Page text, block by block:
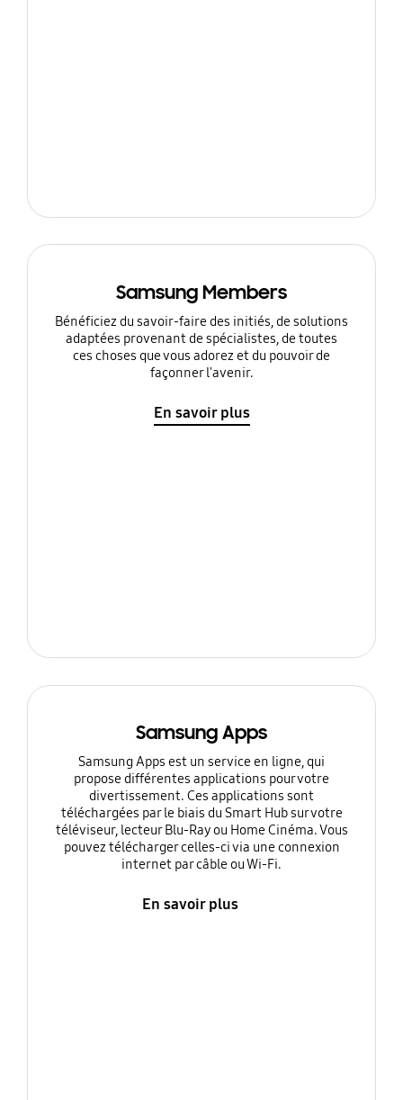
Samsung Members
Bénéficiez du savoir-faire des initiés, de solutions
adaptées provenant de spécialistes, de toutes
ces choses que vous adorez et du pouvoir de
façonner l'avenir.
En savoir plus
Samsung Apps
Samsung Apps est un service en ligne, qui
propose différentes applications pour votre
divertissement. Ces applications sont
téléchargées par le biais du Smart Hub sur votre
téléviseur, lecteur Blu-Ray ou Home Cinéma. Vous
pouvez télécharger celles-ci via une connexion
internet par câble ou Wi-Fi.
En savoir plus